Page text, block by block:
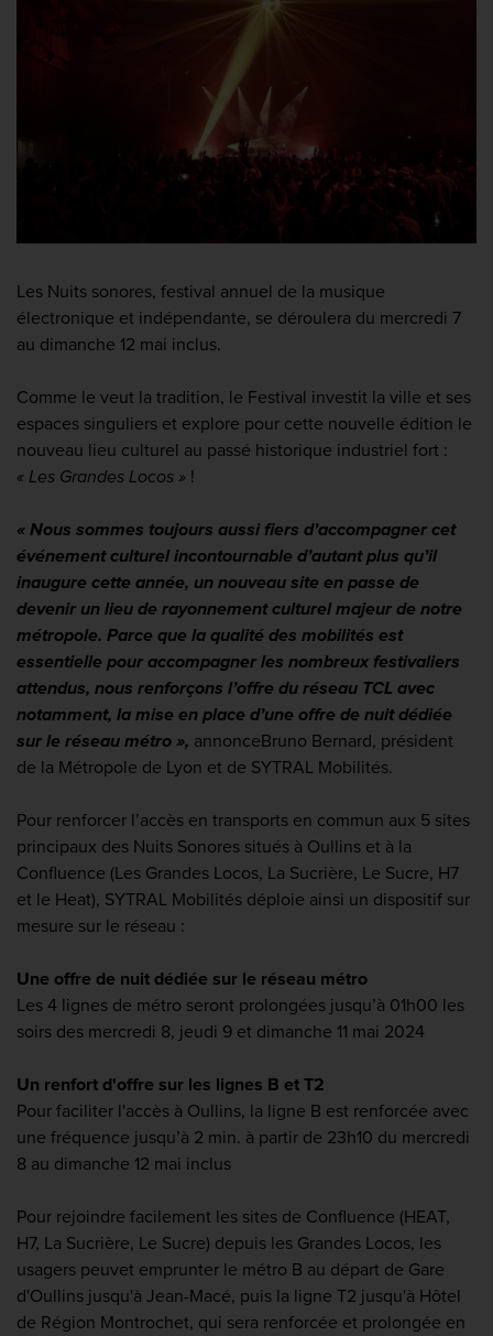
Les Nuits sonores, festival annuel de la musique
électronique et indépendante, se déroulera du mercredi 7
au dimanche 12 mai inclus.
Comme le veut la tradition, le Festival investit la ville et ses
espaces singuliers et explore pour cette nouvelle édition le
nouveau lieu culturel au passé historique industriel fort :
« Les Grandes Locos » !
« Nous sommes toujours aussi fiers d’accompagner cet
événement culturel incontournable d’autant plus qu’il
inaugure cette année, un nouveau site en passe de
devenir un lieu de rayonnement culturel majeur de notre
métropole. Parce que la qualité des mobilités est
essentielle pour accompagner les nombreux festivaliers
attendus, nous renforçons l’offre du réseau TCL avec
notamment, la mise en place d’une offre de nuit dédiée
sur le réseau métro », annonceBruno Bernard, président
de la Métropole de Lyon et de SYTRAL Mobilités.
Pour renforcer l’accès en transports en commun aux 5 sites
principaux des Nuits Sonores situés à Oullins et à la
Confluence (Les Grandes Locos, La Sucrière, Le Sucre, H7
et le Heat), SYTRAL Mobilités déploie ainsi un dispositif sur
mesure sur le réseau :
Une offre de nuit dédiée sur le réseau métro
Les 4 lignes de métro seront prolongées jusqu’à 01h00 les
soirs des mercredi 8, jeudi 9 et dimanche 11 mai 2024
Un renfort d'offre sur les lignes B et T2
Pour faciliter l'accès à Oullins, la ligne B est renforcée avec
une fréquence jusqu’à 2 min. à partir de 23h10 du mercredi
8 au dimanche 12 mai inclus
Pour rejoindre facilement les sites de Confluence (HEAT,
H7, La Sucrière, Le Sucre) depuis les Grandes Locos, les
usagers peuvet emprunter le métro B au départ de Gare
d'Oullins jusqu'à Jean-Macé, puis la ligne T2 jusqu'à Hôtel
de Région Montrochet, qui sera renforcée et prolongée en